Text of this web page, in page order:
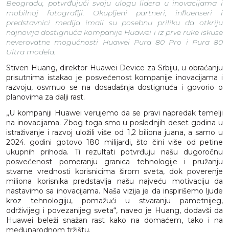
Beogradu, potvrđujući svoju ulogu lidera u inovacijama i
mobilnoj fotografiji. Okupljeni partneri, influenseri i
predstavnici medija imali su posebnu priliku da otkriju
najnovija dostignuća kompanije Huawei i iz prve ruke iskuse
neverovatne mogućnosti Huawei Pura 80 Pro i Pura 80
Ultra modela.
Stiven Huang, direktor Huawei Device za Srbiju, u obraćanju
prisutnima istakao je posvećenost kompanije inovacijama i
razvoju, osvrnuo se na dosadašnja dostignuća i govorio o
planovima za dalji rast.
„U kompaniji Huawei verujemo da se pravi napredak temelji
na inovacijama. Zbog toga smo u poslednjih deset godina u
istraživanje i razvoj uložili više od 1,2 biliona juana, a samo u
2024. godini gotovo 180 milijardi, što čini više od petine
ukupnih prihoda. Ti rezultati potvrđuju našu dugoročnu
posvećenost pomeranju granica tehnologije i pružanju
stvarne vrednosti korisnicima širom sveta, dok poverenje
miliona korisnika predstavlja našu najveću motivaciju da
nastavimo sa inovacijama. Naša vizija je da inspirišemo ljude
kroz tehnologiju, pomažući u stvaranju pametnijeg,
održivijeg i povezanijeg sveta“, naveo je Huang, dodavši da
Huawei beleži snažan rast kako na domaćem, tako i na
međunarodnom tržištu.